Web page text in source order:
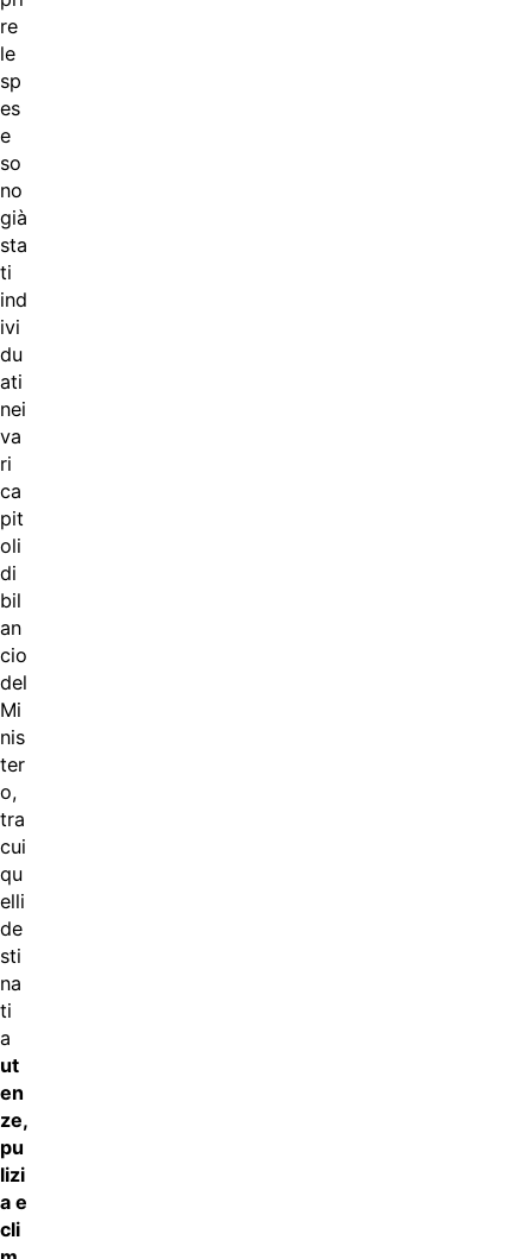
re
le
sp
es
e
so
no
già
sta
ti
ind
ivi
du
ati
nei
va
ri
ca
pit
oli
di
bil
an
cio
del
Mi
nis
ter
o,
tra
cui
qu
elli
de
sti
na
ti
a
ut
en
ze,
pu
lizi
a e
cli